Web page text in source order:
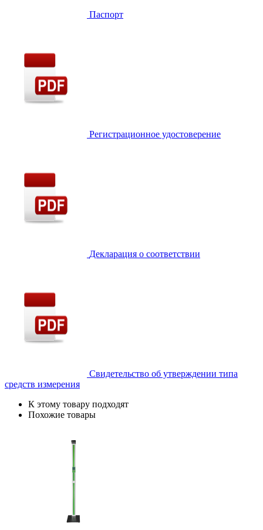
Паспорт
Регистрационное удостоверение
Декларация о соответствии
Свидетельство об утверждении типа
средств измерения
К этому товару подходят
Похожие товары